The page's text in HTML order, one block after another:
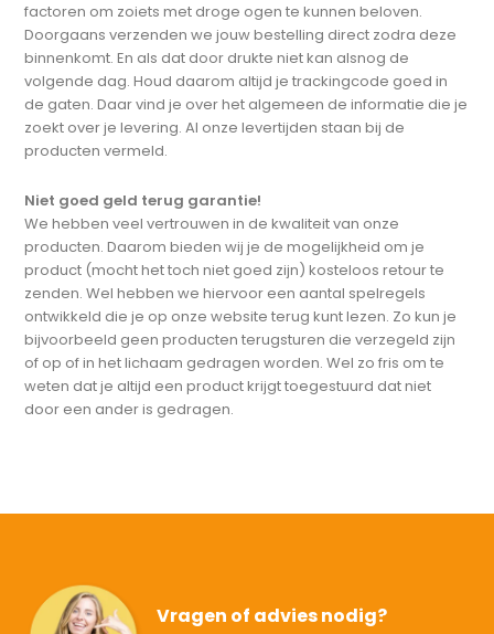
factoren om zoiets met droge ogen te kunnen beloven.
Doorgaans verzenden we jouw bestelling direct zodra deze
binnenkomt. En als dat door drukte niet kan alsnog de
volgende dag. Houd daarom altijd je trackingcode goed in
de gaten. Daar vind je over het algemeen de informatie die je
zoekt over je levering. Al onze levertijden staan bij de
producten vermeld.
Niet goed geld terug garantie!
We hebben veel vertrouwen in de kwaliteit van onze
producten. Daarom bieden wij je de mogelijkheid om je
product (mocht het toch niet goed zijn) kosteloos retour te
zenden. Wel hebben we hiervoor een aantal spelregels
ontwikkeld die je op onze website terug kunt lezen. Zo kun je
bijvoorbeeld geen producten terugsturen die verzegeld zijn
of op of in het lichaam gedragen worden. Wel zo fris om te
weten dat je altijd een product krijgt toegestuurd dat niet
door een ander is gedragen.
Vragen of advies nodig?